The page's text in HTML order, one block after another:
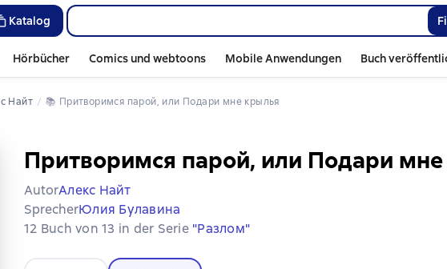
Katalog
Hörbücher Comics und webtoons Mobile Anwendungen Buch
Найт 📚 Притворимся парой, или Подари мне крылья
Притворимся парой, или Подари
AutorАлекс Найт
SprecherЮлия Булавина
12 Buch von 13 in der Serie "Разлом"